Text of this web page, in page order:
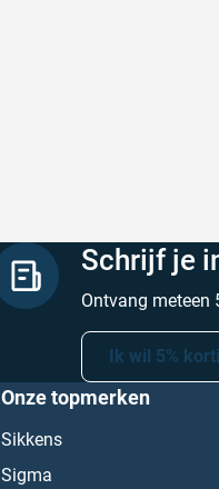
Schrijf je
Ontvang meteen
Ik wil 5%
Onze topmerken
Sikkens
Sigma